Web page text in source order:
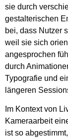
sie durch
gestalterischen
bei, dass Nutzer
weil sie sich
angesprochen
durch
Typografie und
längeren
Im Kontext von
Kameraarbeit
ist so